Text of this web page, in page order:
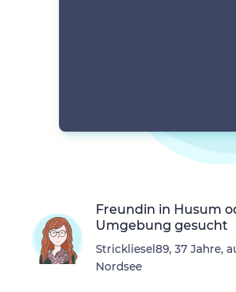
Freundin in Husum
Umgebung gesucht
Strickliesel89, 37 Jahre,
Nordsee